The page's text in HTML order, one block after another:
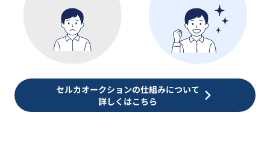
セルカオークションの仕組みについて
詳しくはこちら